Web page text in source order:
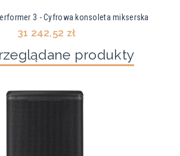
3 - Cyfrowa konsoleta mikserska
31 242,52 zł
produkty